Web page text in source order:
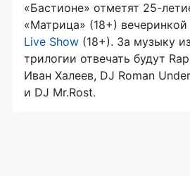
«Бастионе» отметят 25-
«Матрица» (18+) вечеринкой
Live Show (18+). За музыку
трилогии отвечать будут
Иван Халеев, DJ Roman
и DJ Mr.Rost.